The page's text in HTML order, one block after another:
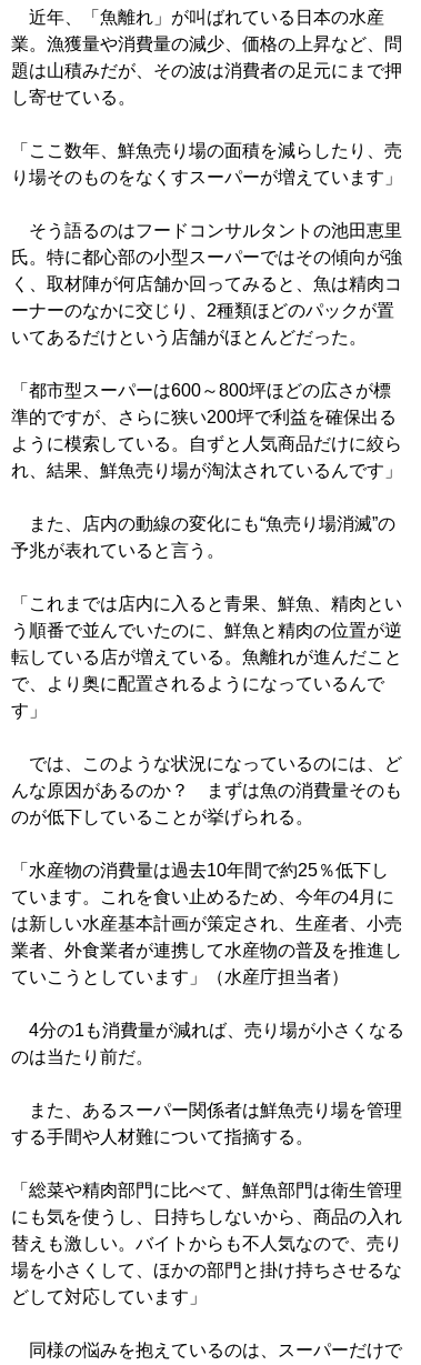
近年、「魚離れ」が叫ばれている日本の水産
業。漁獲量や消費量の減少、価格の上昇など、問
題は山積みだが、その波は消費者の足元にまで押
し寄せている。
「ここ数年、鮮魚売り場の面積を減らしたり、売
り場そのものをなくすスーパーが増えています」
そう語るのはフードコンサルタントの池田恵里
氏。特に都心部の小型スーパーではその傾向が強
く、取材陣が何店舗か回ってみると、魚は精肉コ
ーナーのなかに交じり、2種類ほどのパックが置
いてあるだけという店舗がほとんどだった。
「都市型スーパーは600～800坪ほどの広さが標
準的ですが、さらに狭い200坪で利益を確保出る
ように模索している。自ずと人気商品だけに絞ら
れ、結果、鮮魚売り場が淘汰されているんです」
また、店内の動線の変化にも“魚売り場消滅”の
予兆が表れていると言う。
「これまでは店内に入ると青果、鮮魚、精肉とい
う順番で並んでいたのに、鮮魚と精肉の位置が逆
転している店が増えている。魚離れが進んだこと
で、より奥に配置されるようになっているんで
す」
では、このような状況になっているのには、ど
んな原因があるのか？ まずは魚の消費量そのも
のが低下していることが挙げられる。
「水産物の消費量は過去10年間で約25％低下し
ています。これを食い止めるため、今年の4月に
は新しい水産基本計画が策定され、生産者、小売
業者、外食業者が連携して水産物の普及を推進し
ていこうとしています」（水産庁担当者）
4分の1も消費量が減れば、売り場が小さくなる
のは当たり前だ。
また、あるスーパー関係者は鮮魚売り場を管理
する手間や人材難について指摘する。
「総菜や精肉部門に比べて、鮮魚部門は衛生管理
にも気を使うし、日持ちしないから、商品の入れ
替えも激しい。バイトからも不人気なので、売り
場を小さくして、ほかの部門と掛け持ちさせるな
どして対応しています」
同様の悩みを抱えているのは、スーパーだけで